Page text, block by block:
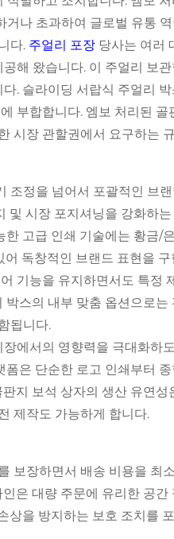
나 초과하여 글로벌 유통
다. 주얼리 포장 당사는 여러
해 왔습니다. 이 주얼리 보
. 슬라이딩 서랍식 주얼리
부합합니다. 엠보 처리된
시장 관할권에서 요구하는
조정을 넘어서 포괄적인 브
시장 포지셔닝을 강화하
한 고급 인쇄 기술에는 황
독창적인 브랜드 표현을 구
기능을 유지하면서도 특정
스의 내부 맞춤 옵션으로는
됩니다.
에서의 영향력을 극대화하
은 단순한 로고 인쇄부터
지 보석 상자의 생산 유연
제작도 가능하게 합니다.
보장하면서 배송 비용을 최
은 대량 주문에 유리한 공
을 방지하는 보호 조치를